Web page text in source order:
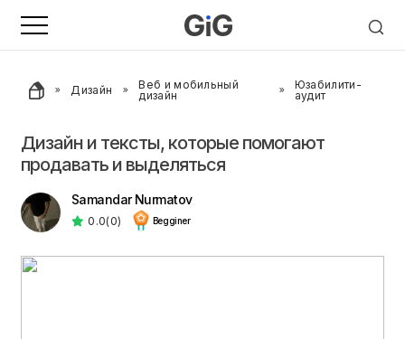
Дизайн
Веб и мобильный
дизайн
Юзабилити-
аудит
Дизайн и тексты, которые помогают
продавать и выделяться
Samandar Nurmatov
0.0(0) Begginer